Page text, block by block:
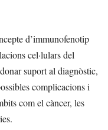
d’immunofenotip
cel·lulars del
suport al diagnòstic,
complicacions i
com el càncer, les